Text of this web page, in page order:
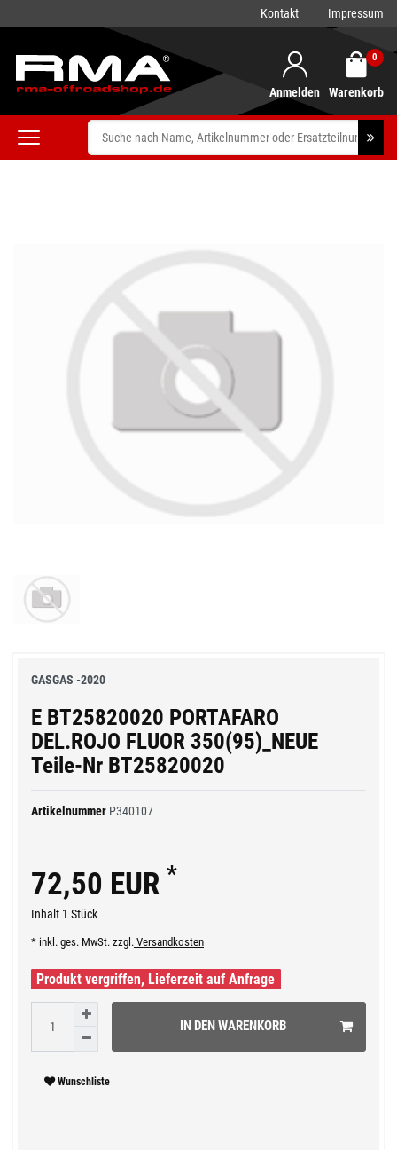
Kontakt Impressum
Anmelden
0
Warenkorb
GASGAS -2020
E BT25820020 PORTAFARO
DEL.ROJO FLUOR 350(95)_NEUE
Teile-Nr BT25820020
Artikelnummer P340107
72,50 EUR *
Inhalt 1 Stück
* inkl. ges. MwSt. zzgl. Versandkosten
Produkt vergriffen, Lieferzeit auf Anfrage
IN DEN WARENKORB
Wunschliste